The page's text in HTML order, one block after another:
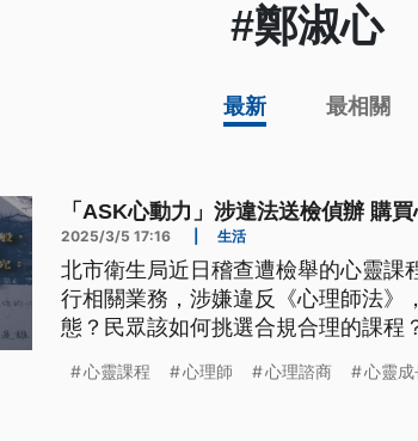
#鄭淑心
最新 最相關
「ASK心動力」涉違法送檢偵辦 購
2025/3/5 17:16 生活
北市衛生局近日稽查遭檢舉的心靈課
行相關業務，涉嫌違反《心理師法》
態？民眾該如何挑選合規合理的課程
心靈課程 心理師 心理諮商 心靈成